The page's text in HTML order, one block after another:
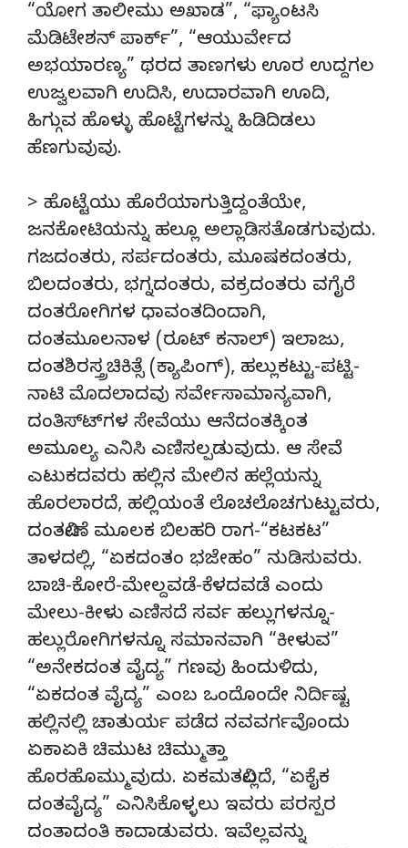
“ಯೋಗ ತಾಲೀಮು ಅಖಾಡ”, “ಫ್ಯಾಂಟಸಿ
ಮೆಡಿಟೇಶನ್ ಪಾರ್ಕ್”, “ಆಯುರ್ವೇದ
ಅಭಯಾರಣ್ಯ” ಥರದ ತಾಣಗಳು ಊರ ಉದ್ದಗಲ
ಉಜ್ವಲವಾಗಿ ಉದಿಸಿ, ಉದಾರವಾಗಿ ಊದಿ,
ಹಿಗ್ಗುವ ಹೊಳ್ಳು ಹೊಟ್ಟೆಗಳನ್ನು ಹಿಡಿದಿಡಲು
ಹೆಣಗುವುವು.
> ಹೊಟ್ಟೆಯು ಹೊರೆಯಾಗುತ್ತಿದ್ದಂತೆಯೇ,
ಜನಕೋಟಿಯನ್ನು ಹಲ್ಲೂ ಅಲ್ಲಾಡಿಸತೊಡಗುವುದು.
ಗಜದಂತರು, ಸರ್ಪದಂತರು, ಮೂಷಕದಂತರು,
ಬಿಲದಂತರು, ಭಗ್ನದಂತರು, ವಕ್ರದಂತರು ವಗೈರೆ
ದಂತರೋಗಿಗಳ ಧಾವಂತದಿಂದಾಗಿ,
ದಂತಮೂಲನಾಳ (ರೂಟ್ ಕನಾಲ್) ಇಲಾಜು,
ದಂತಶಿರಸ್ತ್ರಚಿಕಿತ್ಸೆ (ಕ್ಯಾಪಿಂಗ್), ಹಲ್ಲುಕಟ್ಟು-ಪಟ್ಟಿ-
ನಾಟಿ ಮೊದಲಾದವು ಸರ್ವೇಸಾಮಾನ್ಯವಾಗಿ,
ದಂತಿಸ್ಟ್‍ಗಳ ಸೇವೆಯು ಆನೆದಂತಕ್ಕಿಂತ
ಅಮೂಲ್ಯ ಎನಿಸಿ ಎಣಿಸಲ್ಪಡುವುದು. ಆ ಸೇವೆ
ಎಟುಕದವರು ಹಲ್ಲಿನ ಮೇಲಿನ ಹಲ್ಲೆಯನ್ನು
ಹೊರಲಾರದೆ, ಹಲ್ಲಿಯಂತೆ ಲೊಚಲೊಚಗುಟ್ಟುವರು,
ದಂತವೀಣೆ ಮೂಲಕ ಬಿಲಹರಿ ರಾಗ-“ಕಟಕಟ”
ತಾಳದಲ್ಲಿ, “ಏಕದಂತಂ ಭಜೇಹಂ” ನುಡಿಸುವರು.
ಬಾಚಿ-ಕೋರೆ-ಮೇಲ್ದವಡೆ-ಕೆಳದವಡೆ ಎಂದು
ಮೇಲು-ಕೀಳು ಎಣಿಸದೆ ಸರ್ವ ಹಲ್ಲುಗಳನ್ನೂ-
ಹಲ್ಲುರೋಗಿಗಳನ್ನೂ ಸಮಾನವಾಗಿ “ಕೀಳುವ”
“ಅನೇಕದಂತ ವೈದ್ಯ” ಗಣವು ಹಿಂದುಳಿದು,
“ಏಕದಂತ ವೈದ್ಯ” ಎಂಬ ಒಂದೊಂದೇ ನಿರ್ದಿಷ್ಟ
ಹಲ್ಲಿನಲ್ಲಿ ಚಾತುರ್ಯ ಪಡೆದ ನವವರ್ಗವೊಂದು
ಏಕಾಏಕಿ ಚಿಮುಟ ಚಿಮ್ಮುತ್ತಾ
ಹೊರಹೊಮ್ಮುವುದು. ಏಕಮತವಿಲ್ಲದೆ, “ಏಕೈಕ
ದಂತವೈದ್ಯ” ಎನಿಸಿಕೊಳ್ಳಲು ಇವರು ಪರಸ್ಪರ
ದಂತಾದಂತಿ ಕಾದಾಡುವರು. ಇವೆಲ್ಲವನ್ನು